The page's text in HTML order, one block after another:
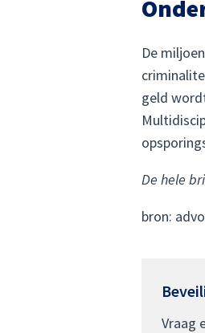
De
geld
De hele
bron:
Vraag